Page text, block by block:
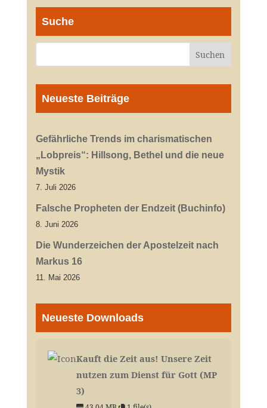
Suche
Neueste Beiträge
Gefährliche Trends im charismatischen
„Lobpreis“: Hillsong, Bethel und die neue
Mystik
7. Juli 2026
Falsche Propheten der Endzeit (Buchinfo)
8. Juni 2026
Die Wunderzeichen der Apostelzeit nach
Markus 16
11. Mai 2026
Neueste Downloads
Kauft die Zeit aus! Unsere Zeit
nutzen zum Dienst für Gott (MP
3)